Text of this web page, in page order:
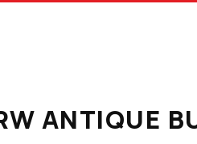
ANTIQUE